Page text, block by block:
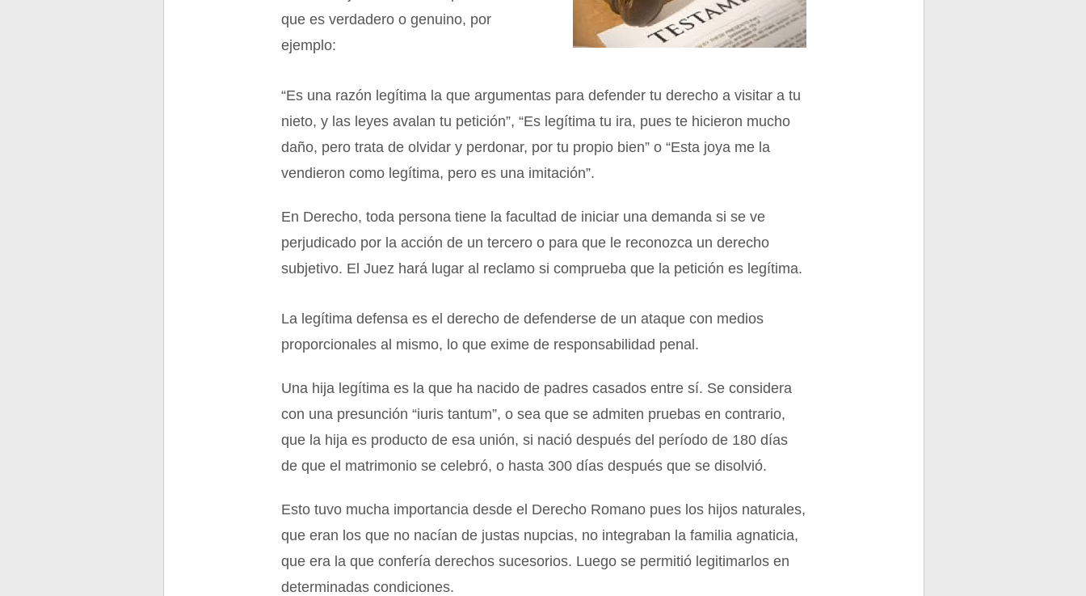
que es verdadero o genuino, por
ejemplo:
“Es una razón legítima la que argumentas para defender tu derecho a visitar a tu
nieto, y las leyes avalan tu petición”, “Es legítima tu ira, pues te hicieron mucho
daño, pero trata de olvidar y perdonar, por tu propio bien” o “Esta joya me la
vendieron como legítima, pero es una imitación”.
En Derecho, toda persona tiene la facultad de iniciar una demanda si se ve
perjudicado por la acción de un tercero o para que le reconozca un derecho
subjetivo. El Juez hará lugar al reclamo si comprueba que la petición es legítima.
La legítima defensa es el derecho de defenderse de un ataque con medios
proporcionales al mismo, lo que exime de responsabilidad penal.
Una hija legítima es la que ha nacido de padres casados entre sí. Se considera
con una presunción “iuris tantum”, o sea que se admiten pruebas en contrario,
que la hija es producto de esa unión, si nació después del período de 180 días
de que el matrimonio se celebró, o hasta 300 días después que se disolvió.
Esto tuvo mucha importancia desde el Derecho Romano pues los hijos naturales,
que eran los que no nacían de justas nupcias, no integraban la familia agnaticia,
que era la que confería derechos sucesorios. Luego se permitió legitimarlos en
determinadas condiciones.